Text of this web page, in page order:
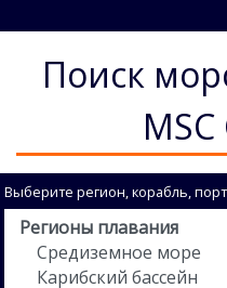
Поиск
Выберите регион, корабль,